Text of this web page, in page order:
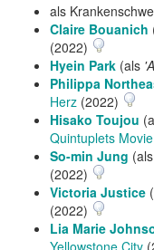
als
Claire Bouanich
(2022)
Hyein Park (als
Philippa
Herz (2022)
Hisako Toujou
Quintuplets Movie
So-min Jung (als
(2022)
Victoria Justice
(2022)
Lia Marie
Yellowstone City